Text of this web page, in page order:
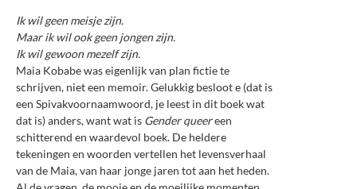
Ik wil geen meisje zijn.
Maar ik wil ook geen jongen zijn.
Ik wil gewoon mezelf zijn.
Maia Kobabe was eigenlijk van plan fictie te
schrijven, niet een memoir. Gelukkig besloot e (dat is
een Spivakvoornaamwoord, je leest in dit boek wat
dat is) anders, want wat is Genderqueereen
schitterend en waardevol boek. De heldere
tekeningen en woorden vertellen het levensverhaal
van de Maia, van haar jonge jaren tot aan het heden.